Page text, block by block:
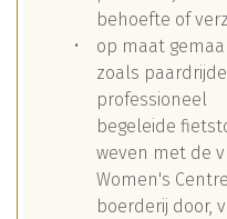
behoefte of
op maat
zoals
professioneel
begeleide
weven met de
Women's
boerderij door,